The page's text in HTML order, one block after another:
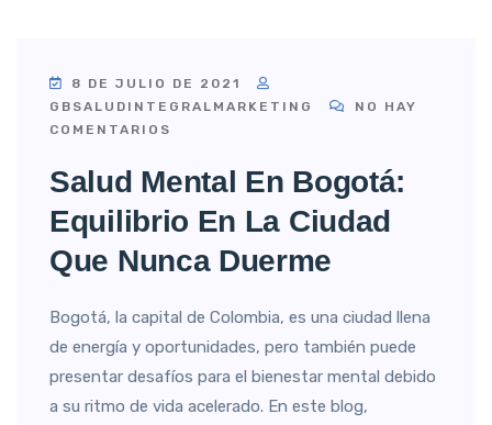
8 DE JULIO DE 2021
GBSALUDINTEGRALMARKETING
NO HAY
COMENTARIOS
Salud Mental En Bogotá:
Equilibrio En La Ciudad
Que Nunca Duerme
Bogotá, la capital de Colombia, es una ciudad llena
de energía y oportunidades, pero también puede
presentar desafíos para el bienestar mental debido
a su ritmo de vida acelerado. En este blog,